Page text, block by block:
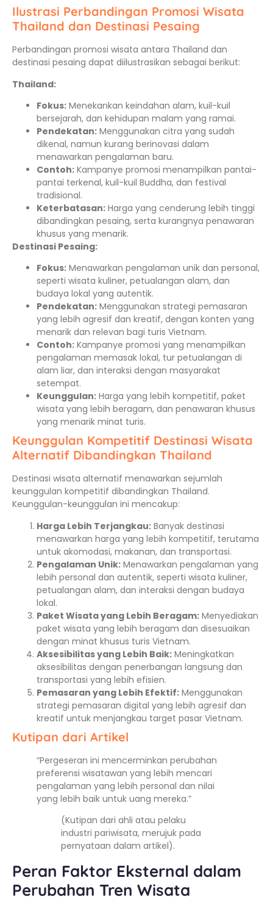
Ilustrasi Perbandingan Promosi Wisata
Thailand dan Destinasi Pesaing
Perbandingan promosi wisata antara Thailand dan
destinasi pesaing dapat diilustrasikan sebagai berikut:
Thailand:
Fokus: Menekankan keindahan alam, kuil-kuil
bersejarah, dan kehidupan malam yang ramai.
Pendekatan: Menggunakan citra yang sudah
dikenal, namun kurang berinovasi dalam
menawarkan pengalaman baru.
Contoh: Kampanye promosi menampilkan pantai-
pantai terkenal, kuil-kuil Buddha, dan festival
tradisional.
Keterbatasan: Harga yang cenderung lebih tinggi
dibandingkan pesaing, serta kurangnya penawaran
khusus yang menarik.
Destinasi Pesaing:
Fokus: Menawarkan pengalaman unik dan personal,
seperti wisata kuliner, petualangan alam, dan
budaya lokal yang autentik.
Pendekatan: Menggunakan strategi pemasaran
yang lebih agresif dan kreatif, dengan konten yang
menarik dan relevan bagi turis Vietnam.
Contoh: Kampanye promosi yang menampilkan
pengalaman memasak lokal, tur petualangan di
alam liar, dan interaksi dengan masyarakat
setempat.
Keunggulan: Harga yang lebih kompetitif, paket
wisata yang lebih beragam, dan penawaran khusus
yang menarik minat turis.
Keunggulan Kompetitif Destinasi Wisata
Alternatif Dibandingkan Thailand
Destinasi wisata alternatif menawarkan sejumlah
keunggulan kompetitif dibandingkan Thailand.
Keunggulan-keunggulan ini mencakup:
Harga Lebih Terjangkau: Banyak destinasi
menawarkan harga yang lebih kompetitif, terutama
untuk akomodasi, makanan, dan transportasi.
Pengalaman Unik: Menawarkan pengalaman yang
lebih personal dan autentik, seperti wisata kuliner,
petualangan alam, dan interaksi dengan budaya
lokal.
Paket Wisata yang Lebih Beragam: Menyediakan
paket wisata yang lebih beragam dan disesuaikan
dengan minat khusus turis Vietnam.
Aksesibilitas yang Lebih Baik: Meningkatkan
aksesibilitas dengan penerbangan langsung dan
transportasi yang lebih efisien.
Pemasaran yang Lebih Efektif: Menggunakan
strategi pemasaran digital yang lebih agresif dan
kreatif untuk menjangkau target pasar Vietnam.
Kutipan dari Artikel
“Pergeseran ini mencerminkan perubahan
preferensi wisatawan yang lebih mencari
pengalaman yang lebih personal dan nilai
yang lebih baik untuk uang mereka.”
(Kutipan dari ahli atau pelaku
industri pariwisata, merujuk pada
pernyataan dalam artikel).
Peran Faktor Eksternal dalam
Perubahan Tren Wisata